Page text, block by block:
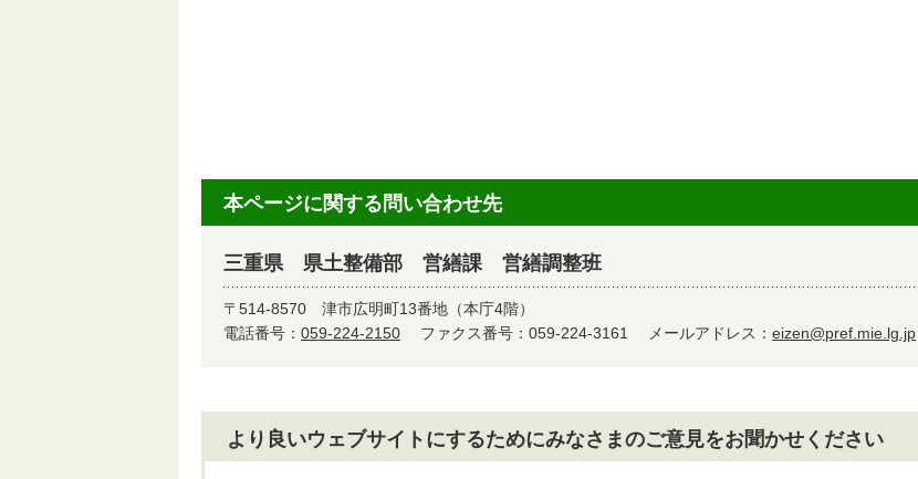
本ページに関する問い合わせ先
三重県 県土整備部 営繕課 営繕調整班
〒514-8570 津市広明町13番地（本庁4階）
電話番号： 059-224-2150 ファクス番号：059-224-3161 メールアドレス： eizen@pref.mie.lg.jp
より良いウェブサイトにするためにみなさまのご意見をお聞かせください